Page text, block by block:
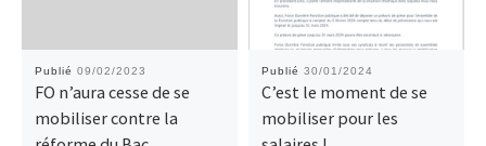
Publié 09/02/2023
FO n’aura cesse de se
mobiliser contre la
Publié 30/01/2024
C’est le moment de se
mobiliser pour les